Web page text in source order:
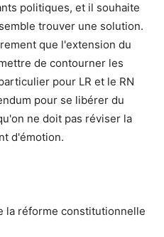
politiques, et il souhaite
trouver une solution.
que l'extension du
de contourner les
pour LR et le RN
pour se libérer du
ne doit pas réviser la
d'émotion.
la réforme constitutionnelle